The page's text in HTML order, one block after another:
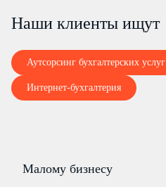
Наши клиенты ищут
Аутсорсинг бухгалтерских услуг
Интернет-бухгалтерия
Малому бизнесу